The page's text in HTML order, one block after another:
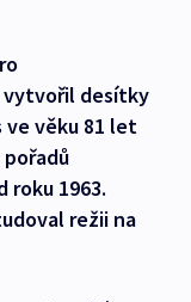
vytvořil desítky
ve věku 81 let
roku 1963.
režii na